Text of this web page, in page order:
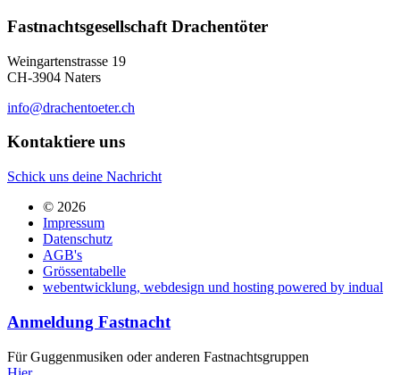
Fastnachtsgesellschaft Drachentöter
Weingartenstrasse 19
CH-3904 Naters
info@drachentoeter.ch
Kontaktiere uns
Schick uns deine Nachricht
© 2026
Impressum
Datenschutz
AGB's
Grössentabelle
webentwicklung, webdesign und hosting powered by indual
Anmeldung Fastnacht
Für Guggenmusiken oder anderen Fastnachtsgruppen